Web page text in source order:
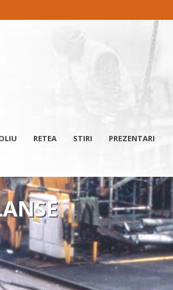
RETEA STIRI PREZENTARI